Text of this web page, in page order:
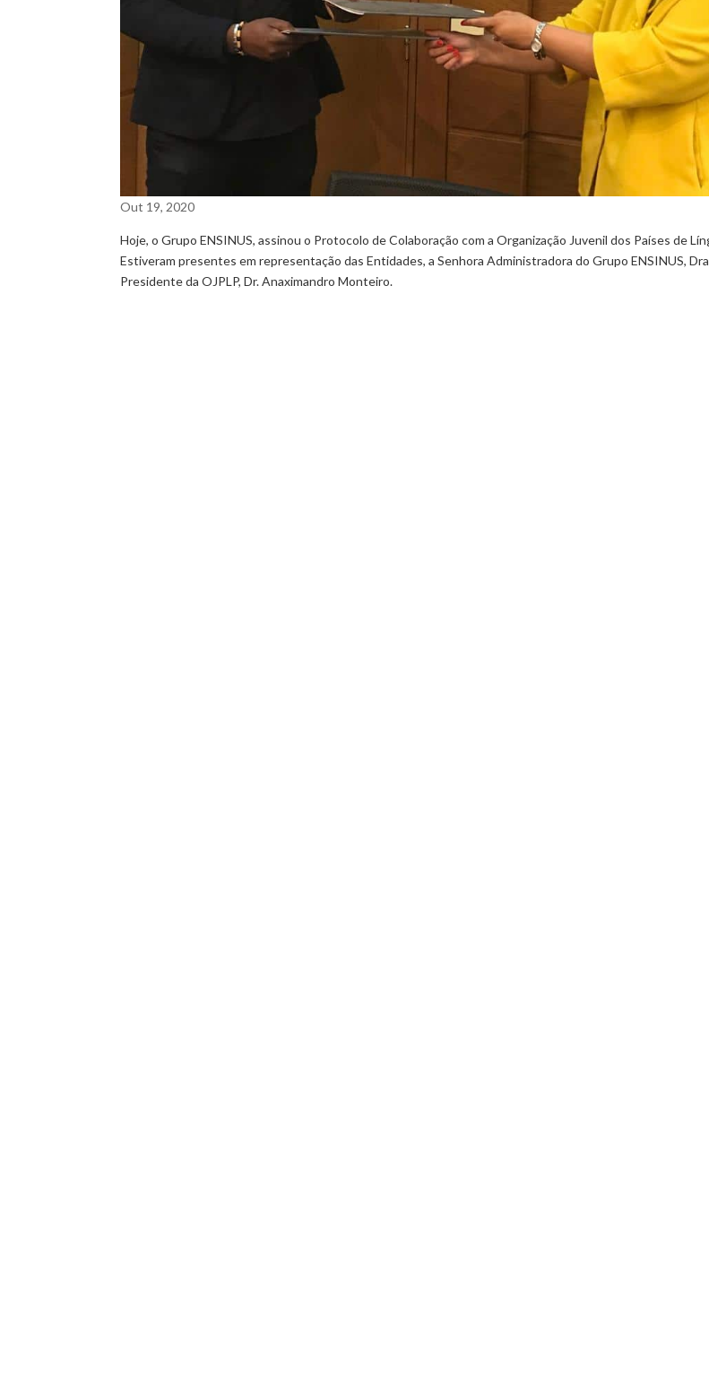
Out 19, 2020
Hoje, o Grupo ENSINUS, assinou o Protocolo de Colaboração com a Organização Juvenil dos Países de
Estiveram presentes em representação das Entidades, a Senhora Administradora do Grupo ENSINUS,
Presidente da OJPLP, Dr. Anaximandro Monteiro.